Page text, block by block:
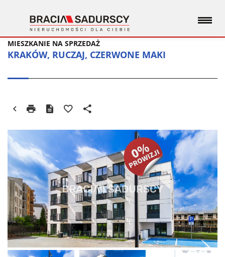
KRAKÓW, RUCZAJ, CZERWONE MAKI
MIESZKANIE NA SPRZEDAŻ